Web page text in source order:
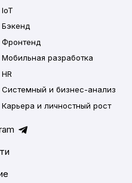
IoT
Бэкенд
Фронтенд
Мобильная разработка
HR
Системный и бизнес-анализ
Карьера и личностный рост